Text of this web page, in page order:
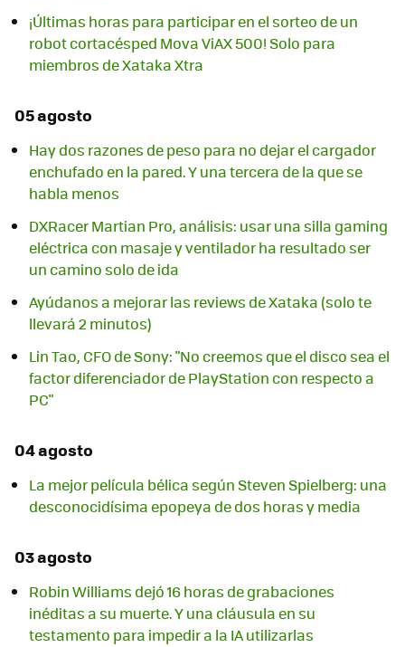
¡Últimas horas para participar en el sorteo de un
robot cortacésped Mova ViAX 500! Solo para
miembros de Xataka Xtra
05 agosto
Hay dos razones de peso para no dejar el cargador
enchufado en la pared. Y una tercera de la que se
habla menos
DXRacer Martian Pro, análisis: usar una silla gaming
eléctrica con masaje y ventilador ha resultado ser
un camino solo de ida
Ayúdanos a mejorar las reviews de Xataka (solo te
llevará 2 minutos)
Lin Tao, CFO de Sony: "No creemos que el disco sea el
factor diferenciador de PlayStation con respecto a
PC"
04 agosto
La mejor película bélica según Steven Spielberg: una
desconocidísima epopeya de dos horas y media
03 agosto
Robin Williams dejó 16 horas de grabaciones
inéditas a su muerte. Y una cláusula en su
testamento para impedir a la IA utilizarlas